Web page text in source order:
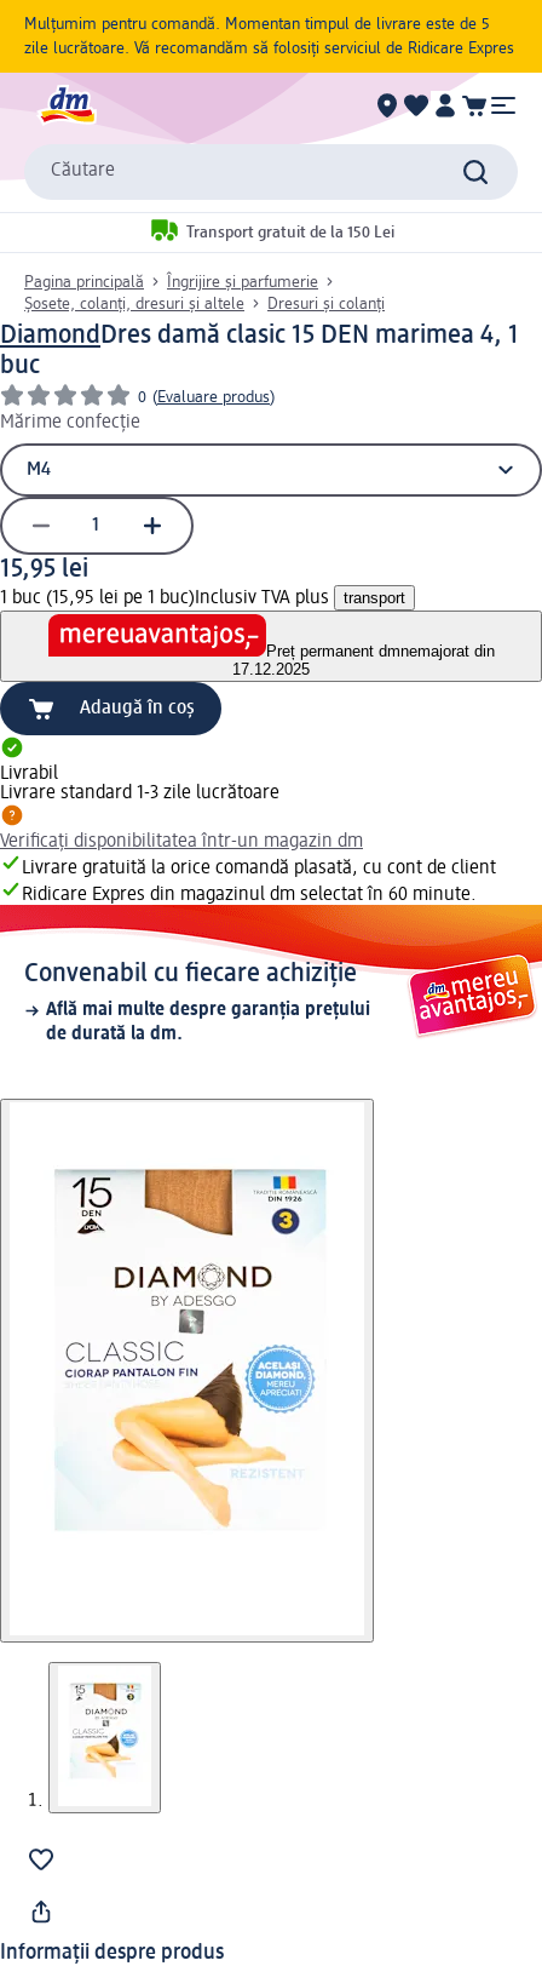
Mulțumim pentru comandă. Momentan timpul de livrare este de 5
zile lucrătoare. Vă recomandăm să folosiți serviciul de Ridicare Expres
Căutare
Transport gratuit de la 150 Lei
Pagina principală
Îngrijire și parfumerie
Șosete, colanți, dresuri și altele
Dresuri și colanți
DiamondDres damă clasic 15 DEN marimea 4, 1
buc
0 (Evaluare produs)
Mărime confecție
15,95 lei
1 buc (15,95 lei pe 1 buc) Inclusiv TVA plus transport
Preț permanent dmnemajorat din
17.12.2025
Adaugă în coș
Livrabil
Livrare standard 1-3 zile lucrătoare
Verificați disponibilitatea într-un magazin dm
Livrare gratuită la orice comandă plasată, cu cont de client
Ridicare Expres din magazinul dm selectat în 60 minute.
Convenabil cu fiecare achiziție
Află mai multe despre garanția prețului
de durată la dm.
Informații despre produs